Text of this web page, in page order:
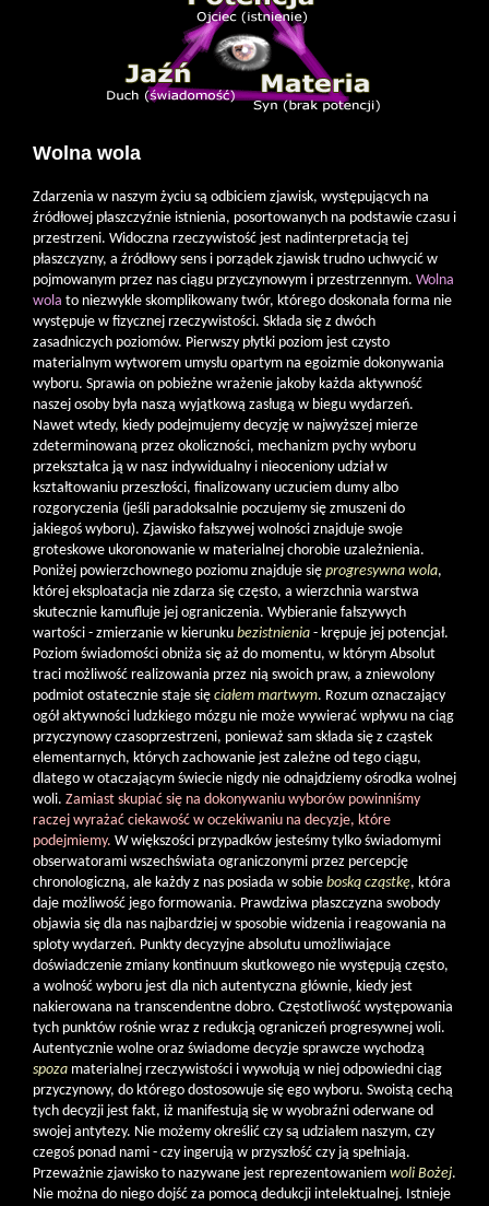
Wolna wola
Zdarzenia w naszym życiu są odbiciem zjawisk, występujących na
źródłowej płaszczyźnie istnienia, posortowanych na podstawie czasu i
przestrzeni. Widoczna rzeczywistość jest nadinterpretacją tej
płaszczyzny, a źródłowy sens i porządek zjawisk trudno uchwycić w
pojmowanym przez nas ciągu przyczynowym i przestrzennym. Wolna
wola to niezwykle skomplikowany twór, którego doskonała forma nie
występuje w fizycznej rzeczywistości. Składa się z dwóch
zasadniczych poziomów. Pierwszy płytki poziom jest czysto
materialnym wytworem umysłu opartym na egoizmie dokonywania
wyboru. Sprawia on pobieżne wrażenie jakoby każda aktywność
naszej osoby była naszą wyjątkową zasługą w biegu wydarzeń.
Nawet wtedy, kiedy podejmujemy decyzję w najwyższej mierze
zdeterminowaną przez okoliczności, mechanizm pychy wyboru
przekształca ją w nasz indywidualny i nieoceniony udział w
kształtowaniu przeszłości, finalizowany uczuciem dumy albo
rozgoryczenia (jeśli paradoksalnie poczujemy się zmuszeni do
jakiegoś wyboru). Zjawisko fałszywej wolności znajduje swoje
groteskowe ukoronowanie w materialnej chorobie uzależnienia.
Poniżej powierzchownego poziomu znajduje się progresywna wola,
której eksploatacja nie zdarza się często, a wierzchnia warstwa
skutecznie kamufluje jej ograniczenia. Wybieranie fałszywych
wartości - zmierzanie w kierunku bezistnienia - krępuje jej potencjał.
Poziom świadomości obniża się aż do momentu, w którym Absolut
traci możliwość realizowania przez nią swoich praw, a zniewolony
podmiot ostatecznie staje się ciałem martwym. Rozum oznaczający
ogół aktywności ludzkiego mózgu nie może wywierać wpływu na ciąg
przyczynowy czasoprzestrzeni, ponieważ sam składa się z cząstek
elementarnych, których zachowanie jest zależne od tego ciągu,
dlatego w otaczającym świecie nigdy nie odnajdziemy ośrodka wolnej
woli. Zamiast skupiać się na dokonywaniu wyborów powinniśmy
raczej wyrażać ciekawość w oczekiwaniu na decyzje, które
podejmiemy. W większości przypadków jesteśmy tylko świadomymi
obserwatorami wszechświata ograniczonymi przez percepcję
chronologiczną, ale każdy z nas posiada w sobie boską cząstkę, która
daje możliwość jego formowania. Prawdziwa płaszczyzna swobody
objawia się dla nas najbardziej w sposobie widzenia i reagowania na
sploty wydarzeń. Punkty decyzyjne absolutu umożliwiające
doświadczenie zmiany kontinuum skutkowego nie występują często,
a wolność wyboru jest dla nich autentyczna głównie, kiedy jest
nakierowana na transcendentne dobro. Częstotliwość występowania
tych punktów rośnie wraz z redukcją ograniczeń progresywnej woli.
Autentycznie wolne oraz świadome decyzje sprawcze wychodzą
spoza materialnej rzeczywistości i wywołują w niej odpowiedni ciąg
przyczynowy, do którego dostosowuje się ego wyboru. Swoistą cechą
tych decyzji jest fakt, iż manifestują się w wyobraźni oderwane od
swojej antytezy. Nie możemy określić czy są udziałem naszym, czy
czegoś ponad nami - czy ingerują w przyszłość czy ją spełniają.
Przeważnie zjawisko to nazywane jest reprezentowaniem woli Bożej.
Nie można do niego dojść za pomocą dedukcji intelektualnej. Istnieje